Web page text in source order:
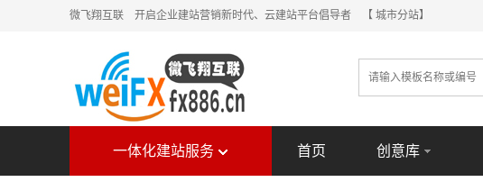
微飞翔互联 开启企业建站营销新时代、云建站平台倡导者 【 城市分站】
一体化建站服务 首页 创意库